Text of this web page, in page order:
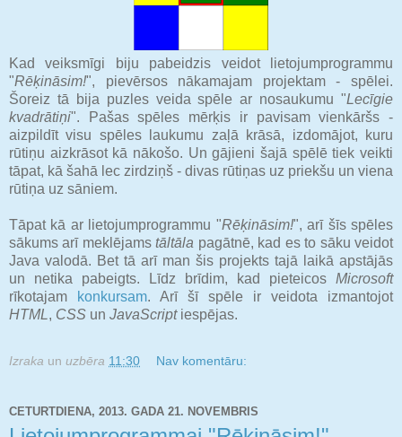
Kad veiksmīgi biju pabeidzis veidot lietojumprogrammu
"Rēķināsim!", pievērsos nākamajam projektam - spēlei.
Šoreiz tā bija puzles veida spēle ar nosaukumu "Lecīgie
kvadrātiņi". Pašas spēles mērķis ir pavisam vienkāršs -
aizpildīt visu spēles laukumu zaļā krāsā, izdomājot, kuru
rūtiņu aizkrāsot kā nākošo. Un gājieni šajā spēlē tiek veikti
tāpat, kā šahā lec zirdziņš - divas rūtiņas uz priekšu un viena
rūtiņa uz sāniem.
Tāpat kā ar lietojumprogrammu "Rēķināsim!", arī šīs spēles
sākums arī meklējamstāltāla pagātnē, kad es to sāku veidot
Java valodā. Bet tā arī man šis projekts tajā laikā apstājās
un netika pabeigts. Līdz brīdim, kad pieteicos Microsoft
rīkotajam
konkursam. Arī šī spēle ir veidota izmantojot
HTML, CSS un JavaScriptiespējas.
Izraka un uzbēra 11:30 Nav komentāru:
CETURTDIENA, 2013. GADA 21. NOVEMBRIS